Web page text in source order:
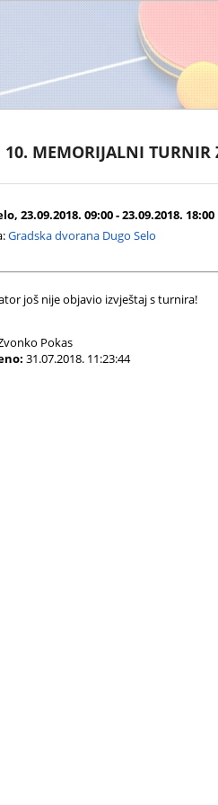
10. MEMORIJALNI TURNIR
23.09.2018. 09:00 - 23.09.2018. 18:00
Gradska dvorana Dugo Selo
još nije objavio izvještaj s turnira!
Pokas
31.07.2018. 11:23:44